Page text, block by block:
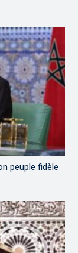
peuple fidèle